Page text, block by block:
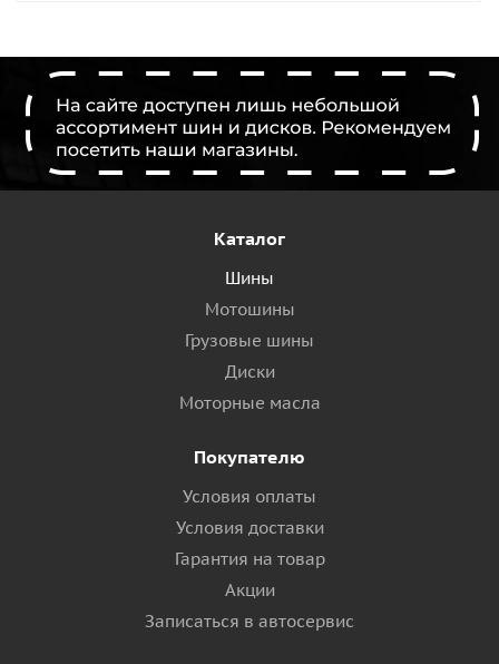
Каталог
Шины
Мотошины
Грузовые шины
Диски
Моторные масла
Покупателю
Условия оплаты
Условия доставки
Гарантия на товар
Акции
Записаться в автосервис